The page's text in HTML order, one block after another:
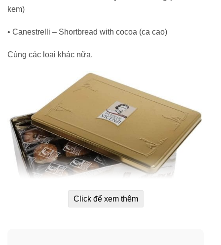
kem)
• Canestrelli – Shortbread with cocoa (ca cao)
Cùng các loại khác nữa.
Click để xem thêm